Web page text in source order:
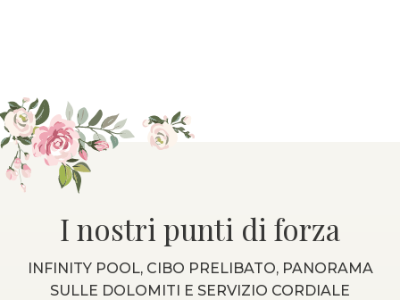
I nostri punti di forza
INFINITY POOL, CIBO PRELIBATO, PANORAMA
SULLE DOLOMITI E SERVIZIO CORDIALE